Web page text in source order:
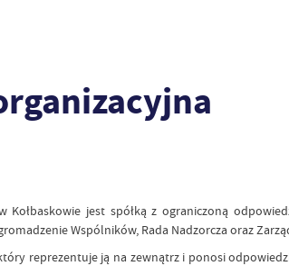
Kołbaskowie jest spółką z ograniczoną
Wspólników, Rada Nadzorcza oraz
reprezentuje ją na zewnątrz i ponosi